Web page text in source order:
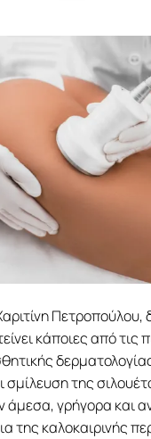
κάποιες από τις
της
άμεσα, γρήγορα και
της καλοκαιρινής